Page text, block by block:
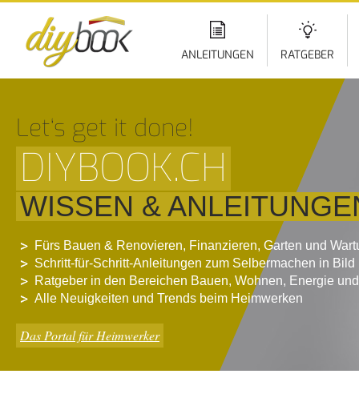
ANLEITUNGEN RATGEBER
Let‘s get it done!
DIYBOOK.CH
WISSEN &
Fürs Bauen & Renovieren, Finanzieren, Garten und
Schritt-für-Schritt-Anleitungen zum Selbermachen in Bild
Ratgeber in den Bereichen Bauen, Wohnen, Energie
Alle Neuigkeiten und Trends beim Heimwerken
Das Portal für Heimwerker